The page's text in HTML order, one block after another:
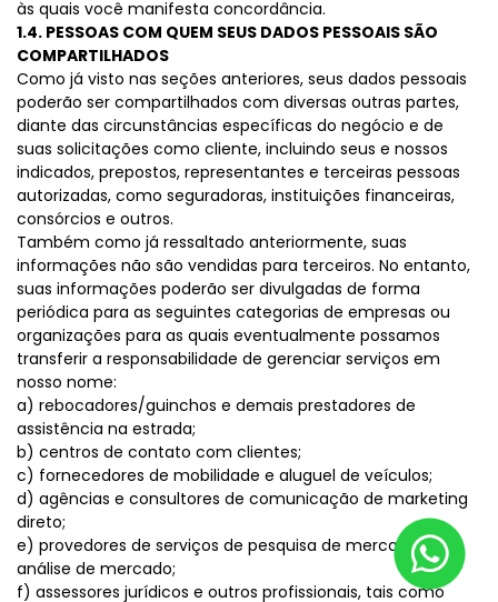
às quais você manifesta concordância.
1.4. PESSOAS COM QUEM SEUS DADOS PESSOAIS SÃO
COMPARTILHADOS
Como já visto nas seções anteriores, seus dados pessoais
poderão ser compartilhados com diversas outras partes,
diante das circunstâncias específicas do negócio e de
suas solicitações como cliente, incluindo seus e nossos
indicados, prepostos, representantes e terceiras pessoas
autorizadas, como seguradoras, instituições financeiras,
consórcios e outros.
Também como já ressaltado anteriormente, suas
informações não são vendidas para terceiros. No entanto,
suas informações poderão ser divulgadas de forma
periódica para as seguintes categorias de empresas ou
organizações para as quais eventualmente possamos
transferir a responsabilidade de gerenciar serviços em
nosso nome:
a) rebocadores/guinchos e demais prestadores de
assistência na estrada;
b) centros de contato com clientes;
c) fornecedores de mobilidade e aluguel de veículos;
d) agências e consultores de comunicação de marketing
direto;
e) provedores de serviços de pesquisa de mercado e
análise de mercado;
f) assessores jurídicos e outros profissionais, tais como